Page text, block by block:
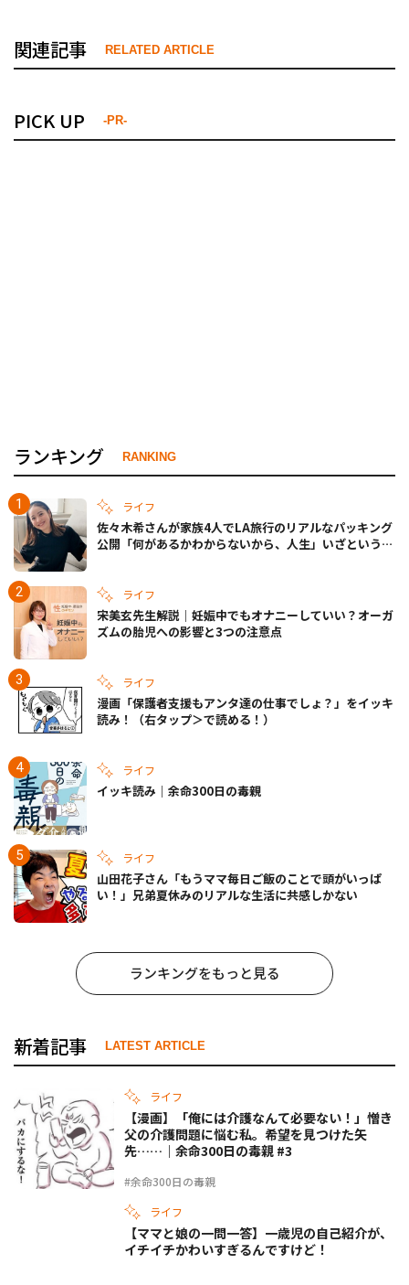
関連記事 RELATED ARTICLE
PICK UP -PR-
ランキング RANKING
ライフ
佐々木希さんが家族4人でLA旅行のリアルなパッキング
公開「何があるかわからないから、人生」いざというと
ライフ
宋美玄先生解説｜妊娠中でもオナニーしていい？オーガ
ズムの胎児への影響と3つの注意点
ライフ
漫画「保護者支援もアンタ達の仕事でしょ？」をイッキ
読み！（右タップ＞で読める！）
ライフ
イッキ読み｜余命300日の毒親
ライフ
山田花子さん「もうママ毎日ご飯のことで頭がいっぱ
い！」兄弟夏休みのリアルな生活に共感しかない
ランキングをもっと見る
新着記事 LATEST ARTICLE
ライフ
#余命300日の毒親
【漫画】「俺には介護なんて必要ない！」憎き
父の介護問題に悩む私。希望を見つけた矢
先……｜余命300日の毒親 #3
ライフ
【ママと娘の一問一答】一歳児の自己紹介が、
イチイチかわいすぎるんですけど！